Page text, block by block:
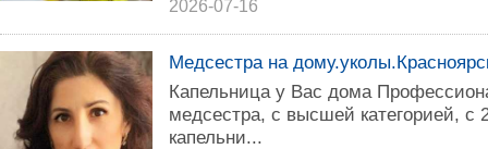
2026-07-16
Медсестра на
Капельница у Вас дома
медсестра, с высшей категорией, с
капельни...